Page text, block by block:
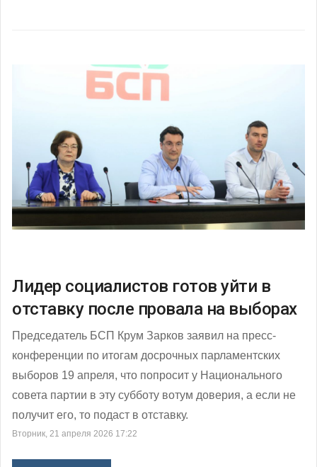
Лидер социалистов готов уйти в
отставку после провала на выборах
Председатель БСП Крум Зарков заявил на пресс-
конференции по итогам досрочных парламентских
выборов 19 апреля, что попросит у Национального
совета партии в эту субботу вотум доверия, а если не
получит его, то подаст в отставку.
Вторник, 21 апреля 2026 17:22